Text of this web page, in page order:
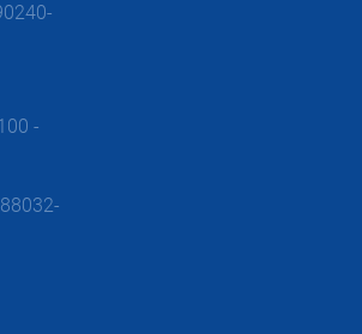
-